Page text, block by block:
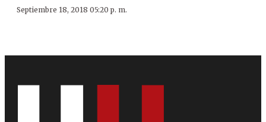
Septiembre 18, 2018 05:20 p. m.